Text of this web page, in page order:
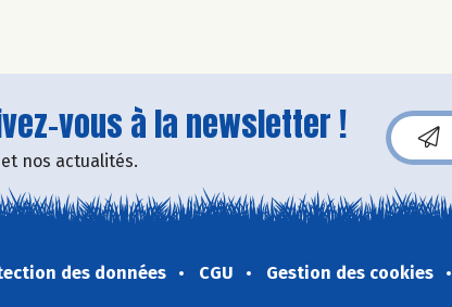
vous à la newsletter !
nos actualités.
des données CGU Gestion des cookies